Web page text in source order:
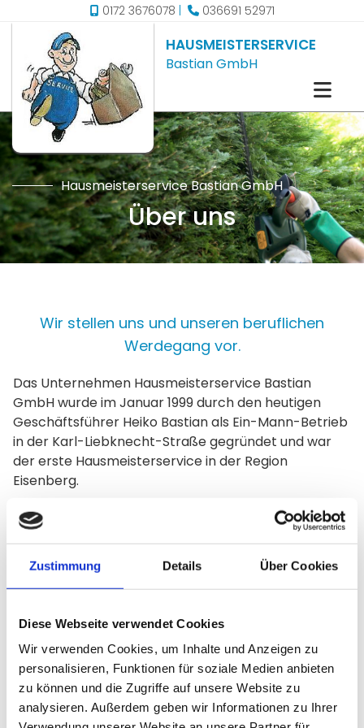
Zustimmung Details Über Cookies
Diese Webseite verwendet Cookies
Wir verwenden Cookies, um Inhalte und Anzeigen zu
personalisieren, Funktionen für soziale Medien anbieten
zu können und die Zugriffe auf unsere Website zu
analysieren. Außerdem geben wir Informationen zu Ihrer
Zum Inhalt springen
 0172 3676078  036691 52971
HAUSMEISTERSERVICE
Bastian GmbH
Hausmeisterservice Bastian GmbH
Über uns
Wir stellen uns und unseren beruflichen
Werdegang vor.
Das Unternehmen Hausmeisterservice Bastian
GmbH wurde im Januar 1999 durch den heutigen
Geschäftsführer Heiko Bastian als Ein-Mann-Betrieb
in der Karl-Liebknecht-Straße gegründet und war
der erste Hausmeisterservice in der Region
Eisenberg.
Auftragslage konnten schon im Herbst 1999 zwei
weitere Angestellte als Mitarbeiter gewonnen
werden. Das Unternehmen wuchs, auch und
Durch das stetige Wachstum wurde 2002 die neue
Betriebsstätte in der August-Bebel-Straße 11 a
eröffnet. Sämtliches erwirtschaftetes Kapital wurde
und wird weiter in modernere Maschinen und
Fahrzeuge investiert. 2005 erfolgte die Umfirmierung
zur Hausmeisterservice Bastian GmbH - zur Zeit